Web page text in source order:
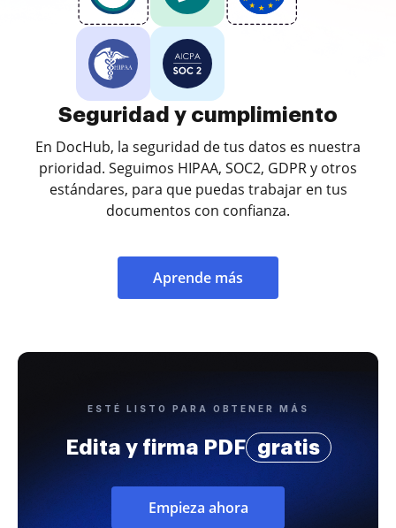
Seguridad y cumplimiento
En DocHub, la seguridad de tus datos es nuestra
prioridad. Seguimos HIPAA, SOC2, GDPR y otros
estándares, para que puedas trabajar en tus
documentos con confianza.
Aprende más
ESTÉ LISTO PARA OBTENER MÁS
Edita y firma PDF gratis
Empieza ahora